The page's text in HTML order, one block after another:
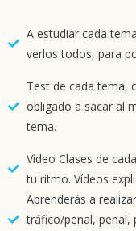
A estudiar cada
verlos todos, para
Test de cada tema,
obligado a sacar al
tema.
Vídeo Clases de
tu ritmo. Vídeos
Aprenderás a
tráfico/penal, penal,